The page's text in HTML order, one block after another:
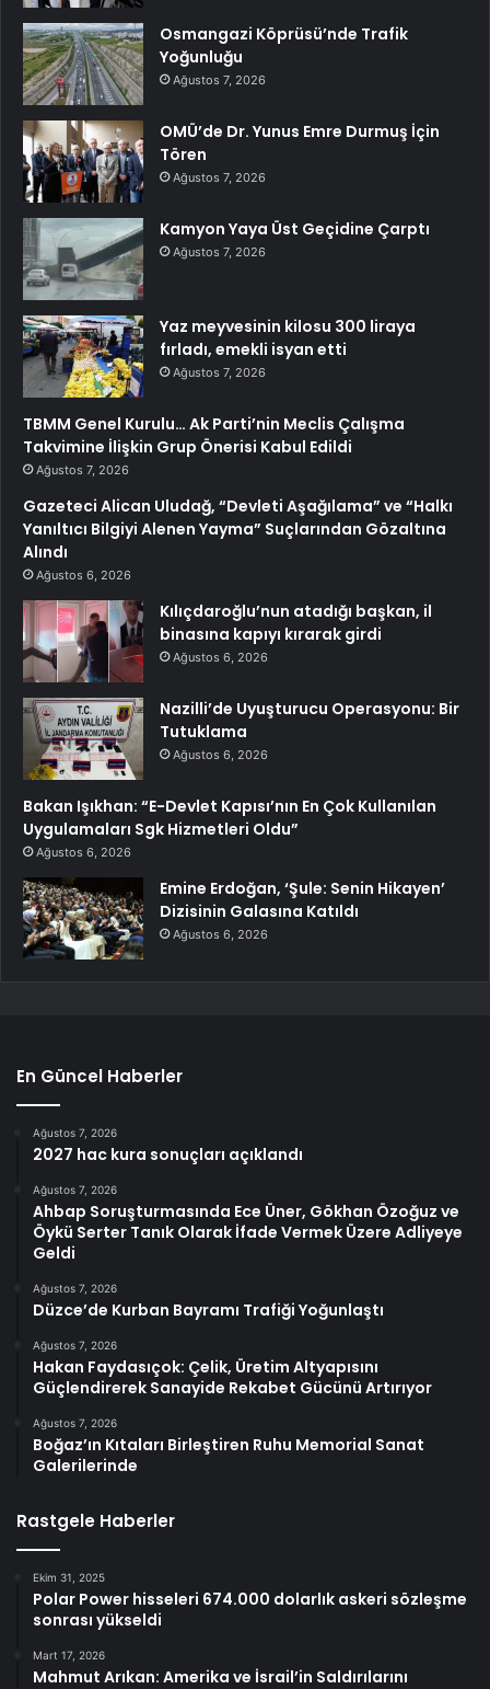
Osmangazi Köprüsü’nde Trafik
Yoğunluğu
Ağustos 7, 2026
OMÜ’de Dr. Yunus Emre Durmuş İçin
Tören
Ağustos 7, 2026
Kamyon Yaya Üst Geçidine Çarptı
Ağustos 7, 2026
Yaz meyvesinin kilosu 300 liraya
fırladı, emekli isyan etti
Ağustos 7, 2026
TBMM Genel Kurulu… Ak Parti’nin Meclis Çalışma
Takvimine İlişkin Grup Önerisi Kabul Edildi
Ağustos 7, 2026
Gazeteci Alican Uludağ, “Devleti Aşağılama” ve “Halkı
Yanıltıcı Bilgiyi Alenen Yayma” Suçlarından Gözaltına
Alındı
Ağustos 6, 2026
Kılıçdaroğlu’nun atadığı başkan, il
binasına kapıyı kırarak girdi
Ağustos 6, 2026
Nazilli’de Uyuşturucu Operasyonu: Bir
Tutuklama
Ağustos 6, 2026
Bakan Işıkhan: “E-Devlet Kapısı’nın En Çok Kullanılan
Uygulamaları Sgk Hizmetleri Oldu”
Ağustos 6, 2026
Emine Erdoğan, ‘Şule: Senin Hikayen’
Dizisinin Galasına Katıldı
Ağustos 6, 2026
En Güncel Haberler
Ağustos 7, 2026
2027 hac kura sonuçları açıklandı
Ağustos 7, 2026
Ahbap Soruşturmasında Ece Üner, Gökhan Özoğuz ve
Öykü Serter Tanık Olarak İfade Vermek Üzere Adliyeye
Geldi
Ağustos 7, 2026
Düzce’de Kurban Bayramı Trafiği Yoğunlaştı
Ağustos 7, 2026
Hakan Faydasıçok: Çelik, Üretim Altyapısını
Güçlendirerek Sanayide Rekabet Gücünü Artırıyor
Ağustos 7, 2026
Boğaz’ın Kıtaları Birleştiren Ruhu Memorial Sanat
Galerilerinde
Rastgele Haberler
Ekim 31, 2025
Polar Power hisseleri 674.000 dolarlık askeri sözleşme
sonrası yükseldi
Mart 17, 2026
Mahmut Arıkan: Amerika ve İsrail’in Saldırılarını